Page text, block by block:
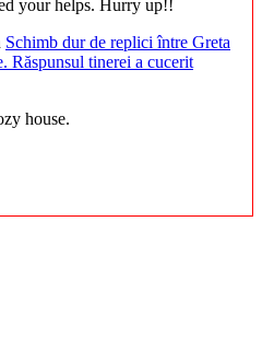
your helps. Hurry up!!
Schimb dur de replici între Greta
Răspunsul tinerei a cucerit
house.